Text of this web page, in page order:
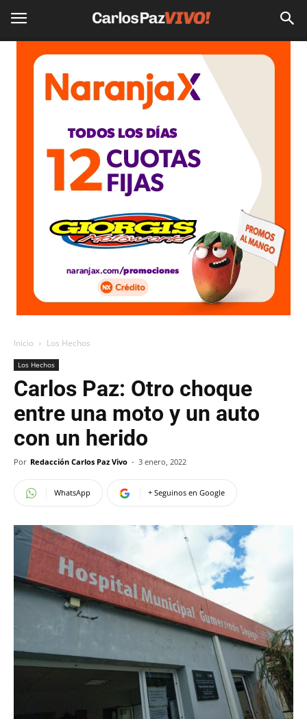
Inicio Los Hechos
Los Hechos
Carlos Paz: Otro choque
entre una moto y un auto
con un herido
Por Redacción Carlos Paz Vivo - 3 enero, 2022
WhatsApp + Seguinos en Google